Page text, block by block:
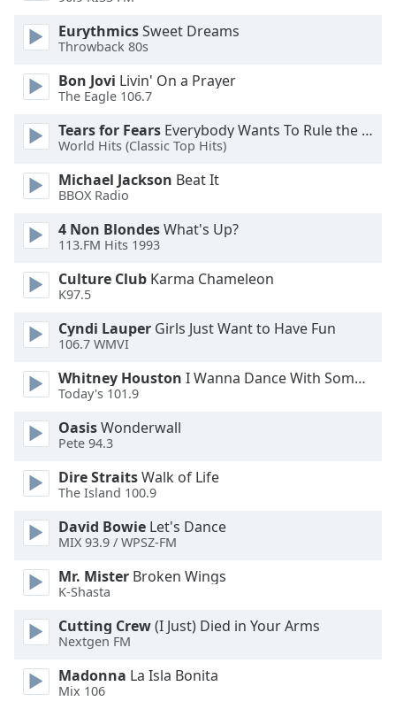
and
close
window.
Text
Color
Opacity
Text
Background
Color
Opacity
Caption
Background
Color
Size
Text
Edge
Style
EurythmicsSweet Dreams
Throwback 80s
Bon Jovi Livin' On a Prayer
The Eagle 106.7
Tears for Fears Everybody Wants To Rule the World
World Hits (Classic Top Hits)
Michael Jackson Beat It
BBOX Radio
4 Non BlondesWhat's Up?
113.FM Hits 1993
Culture Club Karma Chameleon
K97.5
Cyndi Lauper Girls Just Want to Have Fun
106.7 WMVI
Whitney Houston I Wanna Dance With Somebody
Today's 101.9
OasisWonderwall
Pete 94.3
Dire StraitsWalk of Life
The Island 100.9
David Bowie Let's Dance
MIX 93.9 / WPSZ-FM
Mr. Mister Broken Wings
K-Shasta
Cutting Crew(I Just) Died in Your Arms
Nextgen FM
Madonna La Isla Bonita
Mix 106